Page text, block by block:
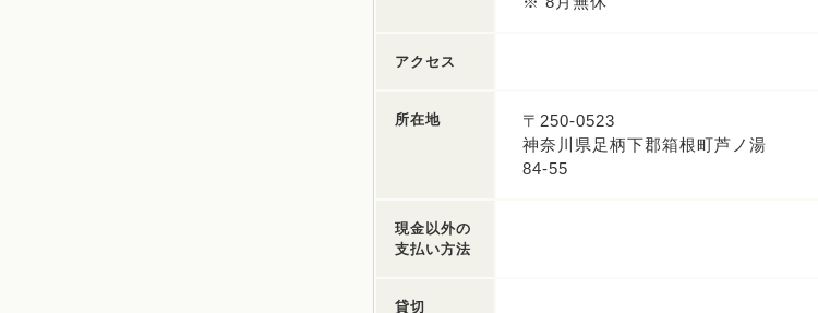
アクセス
所在地
〒250-0523
神奈川県足柄下郡箱根町芦ノ湯
84-55
現金以外の
支払い方法
貸切